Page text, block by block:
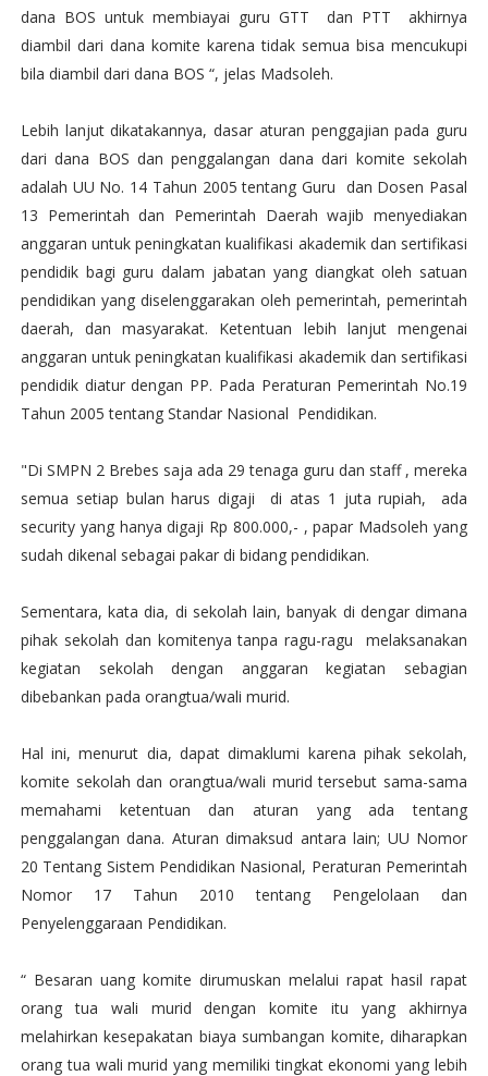
dana BOS untuk membiayai guru GTT dan PTT akhirnya
diambil dari dana komite karena tidak semua bisa mencukupi
bila diambil dari dana BOS “, jelas Madsoleh.
Lebih lanjut dikatakannya, dasar aturan penggajian pada guru
dari dana BOS dan penggalangan dana dari komite sekolah
adalah UU No. 14 Tahun 2005 tentang Guru dan Dosen Pasal
13 Pemerintah dan Pemerintah Daerah wajib menyediakan
anggaran untuk peningkatan kualifikasi akademik dan sertifikasi
pendidik bagi guru dalam jabatan yang diangkat oleh satuan
pendidikan yang diselenggarakan oleh pemerintah, pemerintah
daerah, dan masyarakat. Ketentuan lebih lanjut mengenai
anggaran untuk peningkatan kualifikasi akademik dan sertifikasi
pendidik diatur dengan PP. Pada Peraturan Pemerintah No.19
Tahun 2005 tentang Standar Nasional Pendidikan.
"Di SMPN 2 Brebes saja ada 29 tenaga guru dan staff , mereka
semua setiap bulan harus digaji di atas 1 juta rupiah, ada
security yang hanya digaji Rp 800.000,- , papar Madsoleh yang
sudah dikenal sebagai pakar di bidang pendidikan.
Sementara, kata dia, di sekolah lain, banyak di dengar dimana
pihak sekolah dan komitenya tanpa ragu-ragu melaksanakan
kegiatan sekolah dengan anggaran kegiatan sebagian
dibebankan pada orangtua/wali murid.
Hal ini, menurut dia, dapat dimaklumi karena pihak sekolah,
komite sekolah dan orangtua/wali murid tersebut sama-sama
memahami ketentuan dan aturan yang ada tentang
penggalangan dana. Aturan dimaksud antara lain; UU Nomor
20 Tentang Sistem Pendidikan Nasional, Peraturan Pemerintah
Nomor 17 Tahun 2010 tentang Pengelolaan dan
Penyelenggaraan Pendidikan.
“ Besaran uang komite dirumuskan melalui rapat hasil rapat
orang tua wali murid dengan komite itu yang akhirnya
melahirkan kesepakatan biaya sumbangan komite, diharapkan
orang tua wali murid yang memiliki tingkat ekonomi yang lebih